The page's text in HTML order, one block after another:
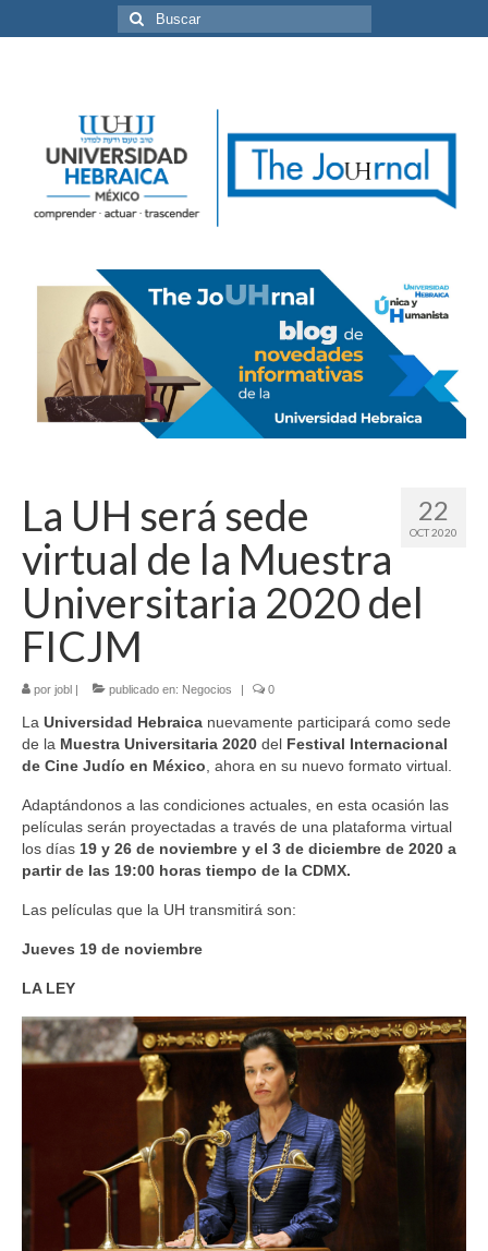
Buscar
por:
22
OCT 2020
La UH será sede
virtual de la Muestra
Universitaria 2020 del
FICJM
por jobl | publicado en: Negocios | 0
La Universidad Hebraica nuevamente participará como sede
de la Muestra Universitaria 2020 del Festival Internacional
de Cine Judío en México , ahora en su nuevo formato virtual.
Adaptándonos a las condiciones actuales, en esta ocasión las
películas serán proyectadas a través de una plataforma virtual
los días 19 y 26 de noviembre y el 3 de diciembre de 2020 a
partir de las 19:00 horas tiempo de la CDMX.
Las películas que la UH transmitirá son:
Jueves 19 de noviembre
LA LEY